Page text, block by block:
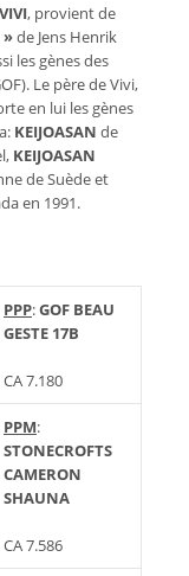
, provient de
»de Jens Henrik
les gènes des
Le père de Vivi,
en lui les gènes
KEIJOASAN de
KEIJOASAN
de Suède et
en 1991.
PPP:GOF BEAU
GESTE 17B
CA 7.180
PPM:
STONECROFTS
CAMERON
SHAUNA
CA 7.586